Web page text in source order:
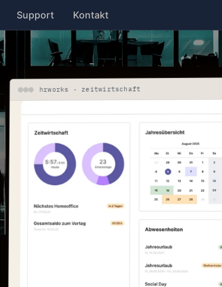
Support Kontakt
hrworks · zeitwirtschaft